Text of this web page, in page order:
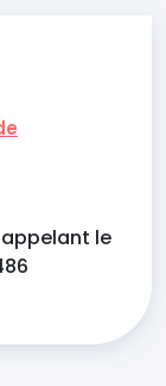
appelant le